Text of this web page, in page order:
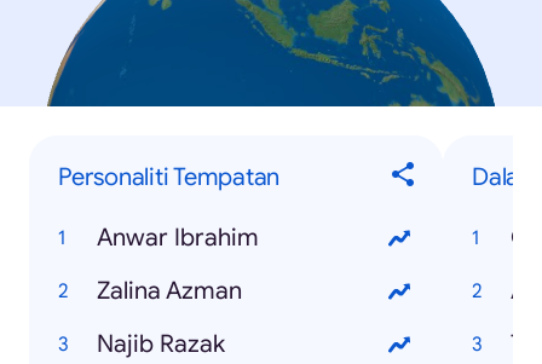
Personaliti Tempatan
Anwar Ibrahim
Zalina Azman
Najib Razak